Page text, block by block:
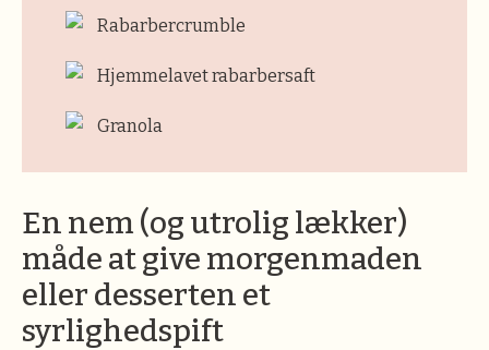
Rabarbercrumble
Hjemmelavet rabarbersaft
Granola
En nem (og utrolig lækker)
måde at give morgenmaden
eller desserten et
syrlighedspift